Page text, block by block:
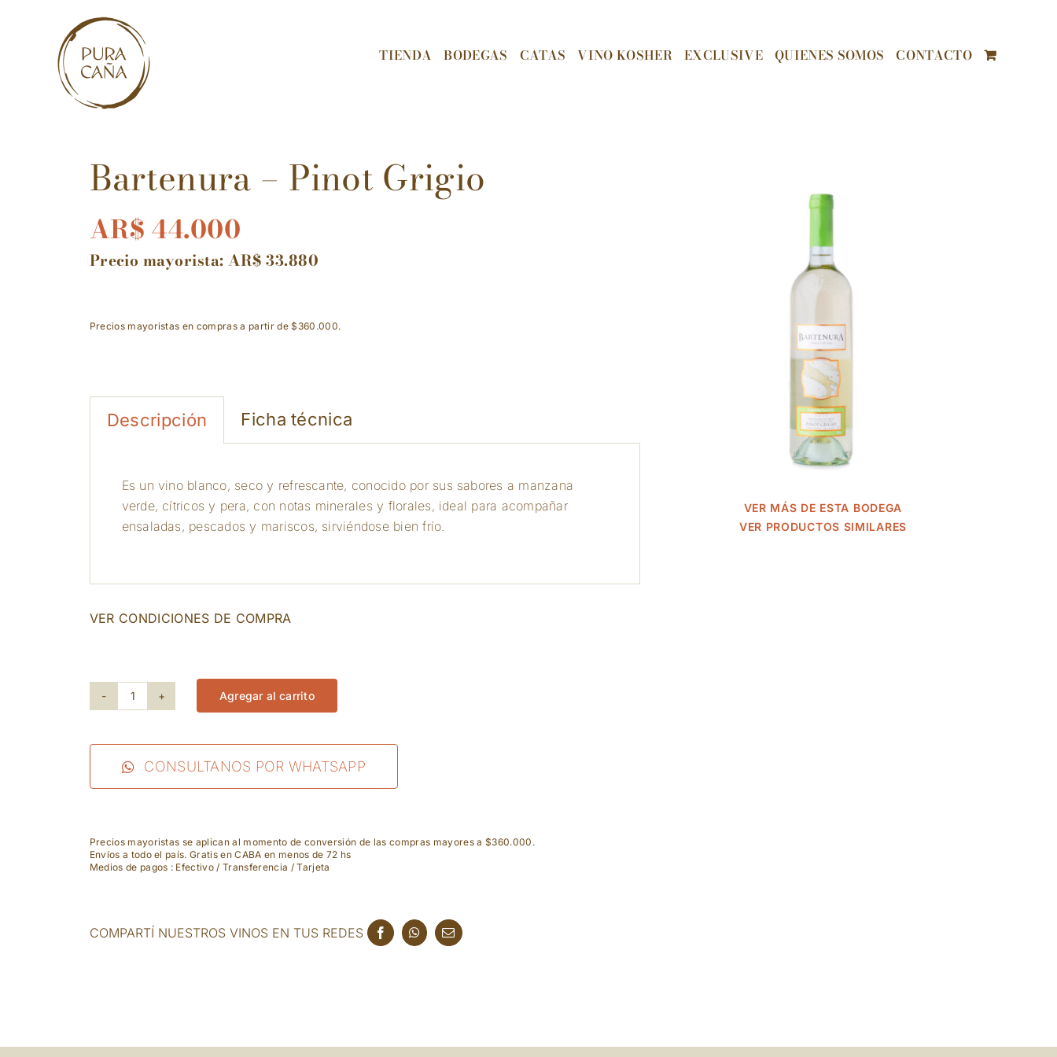
content
TIENDA BODEGAS CATAS VINO KOSHER EXCLUSIVE QUIENES SOMOS CONTACTO
Bartenura – Pinot Grigio
AR$ 44.000
Precio mayorista: AR$ 33.880
Precios mayoristas en compras a partir de $360.000.
Descripción Ficha técnica
Es un vino blanco, seco y refrescante, conocido por sus sabores a manzana
verde, cítricos y pera, con notas minerales y florales, ideal para acompañar
ensaladas, pescados y mariscos, sirviéndose bien frío.
VER CONDICIONES DE COMPRA
Bartenura
Pinot
Agregar al carrito
CONSULTANOS POR WHATSAPP
Precios mayoristas se aplican al momento de conversión de las compras mayores a $360.000.
Envíos a todo el país. Gratis en CABA en menos de 72 hs
Medios de pagos : Efectivo / Transferencia / Tarjeta
COMPARTÍ NUESTROS VINOS EN TUS REDES
VER MÁS DE ESTA BODEGA
VER PRODUCTOS SIMILARES